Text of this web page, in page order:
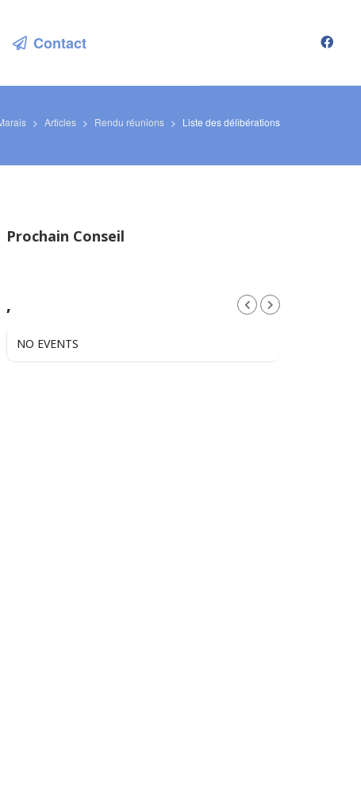
Contact
> Articles > Rendu réunions > Liste des délibérations
Prochain Conseil
,
NO EVENTS